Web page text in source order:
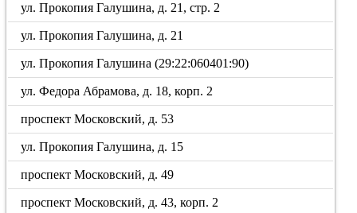
ул. Прокопия Галушина, д. 21, стр. 2
ул. Прокопия Галушина, д. 21
ул. Прокопия Галушина (29:22:060401:90)
ул. Федора Абрамова, д. 18, корп. 2
проспект Московский, д. 53
ул. Прокопия Галушина, д. 15
проспект Московский, д. 49
проспект Московский, д. 43, корп. 2